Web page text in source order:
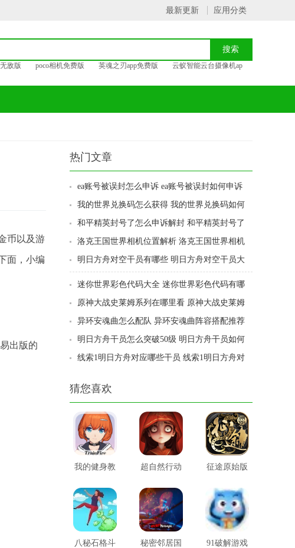
最新更新 应用分类
敌版 poco相机免费版 英魂之刃app免费版
云蚁智能云台摄像机ap
币以及游
面，小编
出版的
热门文章
ea账号被误封怎么申诉 ea账号被误封如何申诉
我的世界兑换码怎么获得 我的世界兑换码如何
获得
和平精英封号了怎么申诉解封 和平精英封号了
如何申诉解封
洛克王国世界相机位置解析 洛克王国世界相机
位置在哪
明日方舟对空干员有哪些 明日方舟对空干员大
全
迷你世界彩色代码大全 迷你世界彩色代码有哪
些
原神大战史莱姆系列在哪里看 原神大战史莱姆
哪里可以看
异环安魂曲怎么配队 异环安魂曲阵容搭配推荐
明日方舟干员怎么突破50级 明日方舟干员如何
突破50级
线索1明日方舟对应哪些干员 线索1明日方舟对
猜您喜欢
我的健身教
练2
超自然行动
小组
征途原始版
八秘石格斗 秘密邻居国 91破解游戏